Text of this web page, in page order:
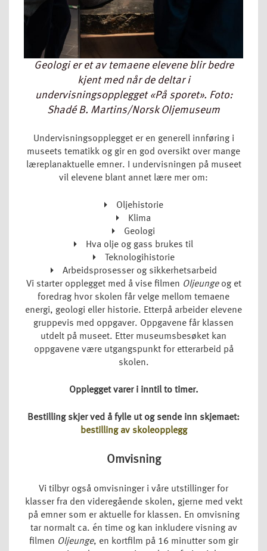
Geologi er et av temaene elevene blir bedre
kjent med når de deltar i
undervisningsopplegget «På sporet». Foto:
Shadé B. Martins/Norsk Oljemuseum
Undervisningsopplegget er en generell innføring i
museets tematikk og gir en god oversikt over mange
læreplanaktuelle emner. I undervisningen på museet
vil elevene blant annet lære mer om:
Oljehistorie
Klima
Geologi
Hva olje og gass brukes til
Teknologihistorie
Arbeidsprosesser og sikkerhetsarbeid
Vi starter opplegget med å vise filmen Oljeungeog et
foredrag hvor skolen får velge mellom temaene
energi, geologi eller historie. Etterpå arbeider elevene
gruppevis med oppgaver. Oppgavene får klassen
utdelt på museet. Etter museumsbesøket kan
oppgavene være utgangspunkt for etterarbeid på
skolen.
Opplegget varer i inntil to timer.
Bestilling skjer ved å fylle ut og sende inn skjemaet:
bestilling av skoleopplegg
Omvisning
Vi tilbyr også omvisninger i våre utstillinger for
klasser fra den videregående skolen, gjerne med vekt
på emner som er aktuelle for klassen. En omvisning
tar normalt ca. én time og kan inkludere visning av
filmen Oljeunge, en kortfilm på 16 minutter som gir